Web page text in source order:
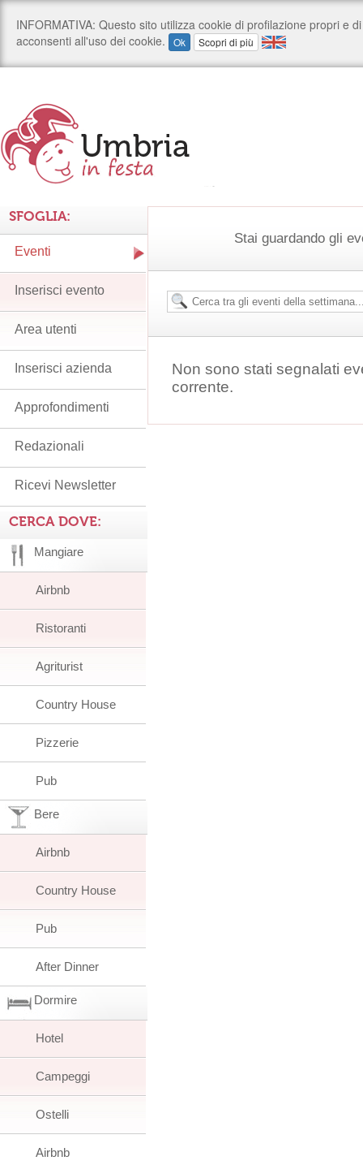
Stai guardando gli
Non sono stati segnalati
corrente.
SFOGLIA:
Eventi
Inserisci evento
Area utenti
Inserisci azienda
Approfondimenti
Redazionali
Ricevi Newsletter
CERCA DOVE:
Mangiare
Airbnb
Ristoranti
Agriturist
Country House
Pizzerie
Pub
Bere
Airbnb
Country House
Pub
After Dinner
Dormire
Hotel
Campeggi
Ostelli
Airbnb